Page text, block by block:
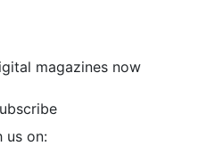
magazines now
us on: